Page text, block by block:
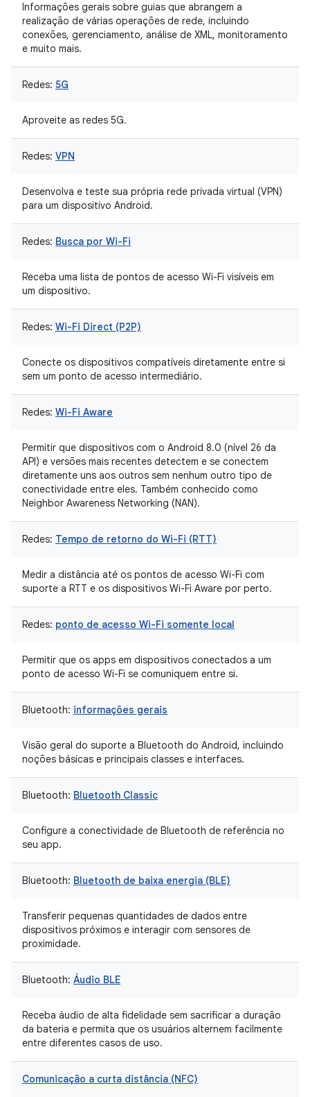
Informações gerais sobre guias que abrangem a
realização de várias operações de rede, incluindo
conexões, gerenciamento, análise de XML, monitoramento
e muito mais.
Redes: 5G
Aproveite as redes 5G.
Redes: VPN
Desenvolva e teste sua própria rede privada virtual (VPN)
para um dispositivo Android.
Redes: Busca por Wi-Fi
Receba uma lista de pontos de acesso Wi-Fi visíveis em
um dispositivo.
Redes: Wi-Fi Direct (P2P)
Conecte os dispositivos compatíveis diretamente entre si
sem um ponto de acesso intermediário.
Redes: Wi-Fi Aware
Permitir que dispositivos com o Android 8.0 (nível 26 da
API) e versões mais recentes detectem e se conectem
diretamente uns aos outros sem nenhum outro tipo de
conectividade entre eles. Também conhecido como
Neighbor Awareness Networking (NAN).
Redes: Tempo de retorno do Wi-Fi (RTT)
Medir a distância até os pontos de acesso Wi-Fi com
suporte a RTT e os dispositivos Wi-Fi Aware por perto.
Redes: ponto de acesso Wi-Fi somente local
Permitir que os apps em dispositivos conectados a um
ponto de acesso Wi-Fi se comuniquem entre si.
Bluetooth: informações gerais
Visão geral do suporte a Bluetooth do Android, incluindo
noções básicas e principais classes e interfaces.
Bluetooth: Bluetooth Classic
Configure a conectividade de Bluetooth de referência no
seu app.
Bluetooth: Bluetooth de baixa energia (BLE)
Transferir pequenas quantidades de dados entre
dispositivos próximos e interagir com sensores de
proximidade.
Bluetooth: Áudio BLE
Receba áudio de alta fidelidade sem sacrificar a duração
da bateria e permita que os usuários alternem facilmente
entre diferentes casos de uso.
Comunicação a curta distância (NFC)